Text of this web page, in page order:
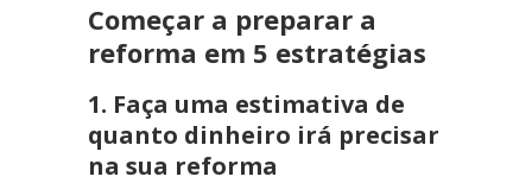
Começar a preparar a
reforma em 5 estratégias
1. Faça uma estimativa de
quanto dinheiro irá precisar
na sua reforma